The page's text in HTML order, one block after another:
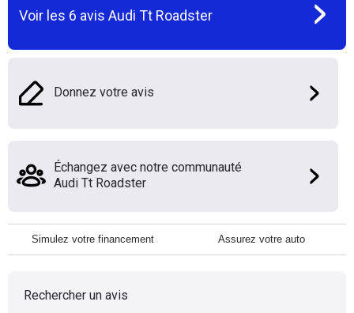
Voir les 6 avis Audi Tt Roadster
Donnez votre avis
Échangez avec notre communauté
Audi Tt Roadster
Simulez votre financement Assurez votre auto
Rechercher un avis